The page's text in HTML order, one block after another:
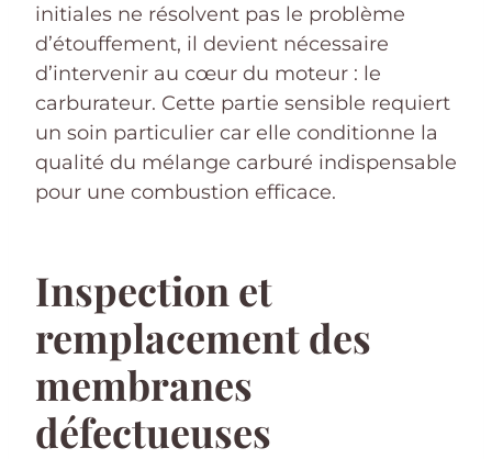
initiales ne résolvent pas le problème
d’étouffement, il devient nécessaire
d’intervenir au cœur du moteur : le
carburateur. Cette partie sensible requiert
un soin particulier car elle conditionne la
qualité du mélange carburé indispensable
pour une combustion efficace.
Inspection et
remplacement des
membranes
défectueuses